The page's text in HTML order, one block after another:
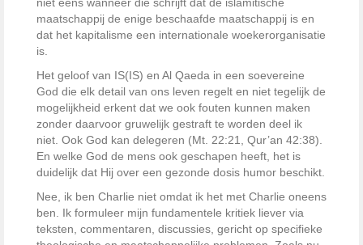
maatschappij de enige beschaafde maatschappij is en
dat het kapitalisme een internationale woekerorganisatie
is.
Het geloof van IS(IS) en Al Qaeda in een soevereine
God die elk detail van ons leven regelt en niet tegelijk de
mogelijkheid erkent dat we ook fouten kunnen maken
zonder daarvoor gruwelijk gestraft te worden deel ik
niet. Ook God kan delegeren (Mt. 22:21, Qur’an 42:38).
En welke God de mens ook geschapen heeft, het is
duidelijk dat Hij over een gezonde dosis humor beschikt.
Nee, ik ben Charlie niet omdat ik het met Charlie oneens
ben. Ik formuleer mijn fundamentele kritiek liever via
teksten, commentaren, discussies, gericht op specifieke